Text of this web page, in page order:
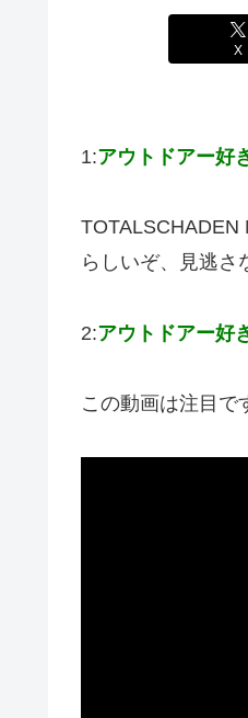
X
1:アウトドアー好
TOTALSCHADEN
らしいぞ、見逃さ
2:アウトドアー好
この動画は注目で